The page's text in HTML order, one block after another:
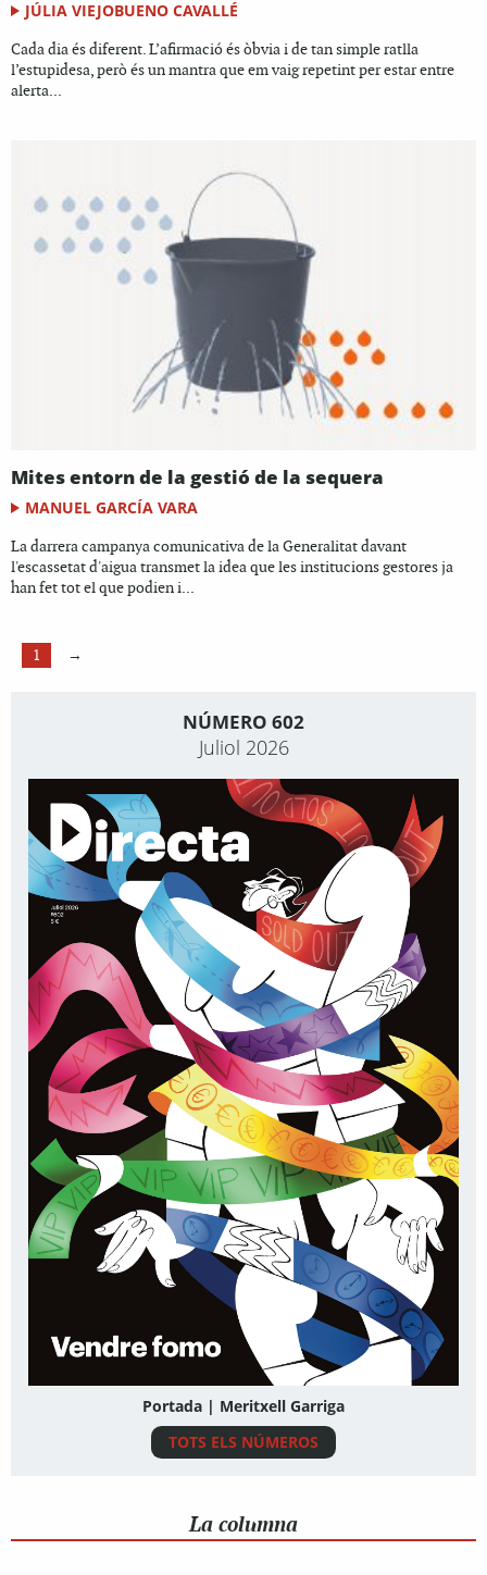
JÚLIA VIEJOBUENO CAVALLÉ
Cada dia és diferent. L’afirmació és òbvia i de tan simple ratlla
l’estupidesa, però és un mantra que em vaig repetint per estar entre
alerta...
Mites entorn de la gestió de la sequera
MANUEL GARCÍA VARA
La darrera campanya comunicativa de la Generalitat davant
l'escassetat d'aigua transmet la idea que les institucions gestores ja
han fet tot el que podien i...
1 →
NÚMERO 602
Juliol 2026
Portada | Meritxell Garriga
TOTS ELS NÚMEROS
La columna